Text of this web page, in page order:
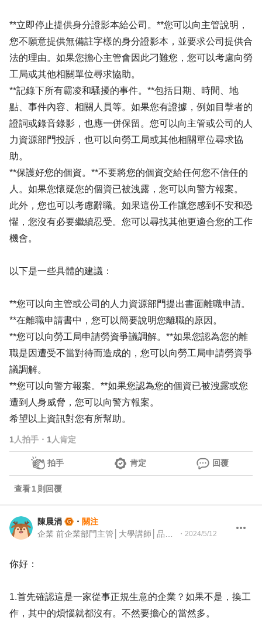
**立即停止提供身分證影本給公司。**您可以向主管說明，
您不願意提供無備註字樣的身分證影本，並要求公司提供合
法的理由。如果您擔心主管會因此刁難您，您可以考慮向勞
工局或其他相關單位尋求協助。
**記錄下所有霸凌和騷擾的事件。**包括日期、時間、地
點、事件內容、相關人員等。如果您有證據，例如目擊者的
證詞或錄音錄影，也應一併保留。您可以向主管或公司的人
力資源部門投訴，也可以向勞工局或其他相關單位尋求協
助。
**保護好您的個資。**不要將您的個資交給任何您不信任的
人。如果您懷疑您的個資已被洩露，您可以向警方報案。
此外，您也可以考慮辭職。如果這份工作讓您感到不安和恐
懼，您沒有必要繼續忍受。您可以尋找其他更適合您的工作
機會。
以下是一些具體的建議：
**您可以向主管或公司的人力資源部門提出書面離職申請。
**在離職申請書中，您可以簡要說明您離職的原因。
**您可以向勞工局申請勞資爭議調解。**如果您認為您的離
職是因遭受不當對待而造成的，您可以向勞工局申請勞資爭
議調解。
**您可以向警方報案。**如果您認為您的個資已被洩露或您
遭到人身威脅，您可以向警方報案。
希望以上資訊對您有所幫助。
1 人拍手 ・ 1 人肯定
拍手 肯定 回覆
查看1 則回覆
陳晨涓 ・ 關注
・ 2024/5/12
你好：
1.首先確認這是一家從事正規生意的企業？如果不是，換工
作，其中的煩惱就都沒有。不然要擔心的當然多。